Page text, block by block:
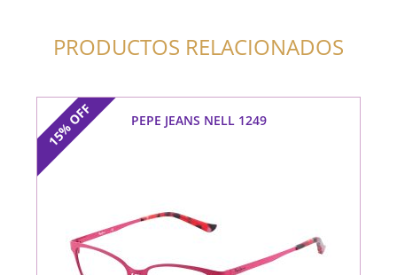
PRODUCTOS RELACIONADOS
15%
OFF PEPE JEANS NELL 1249